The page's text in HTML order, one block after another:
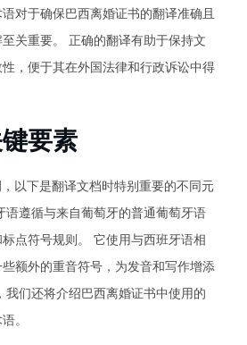
对于确保巴西离婚证书的翻译准确且
关重要。 正确的翻译有助于保持文
，便于其在外国法律和行政诉讼中得
要素
以下是翻译文档时特别重要的不同元
语遵循与来自葡萄牙的普通葡萄牙语
点符号规则。 它使用与西班牙语相
额外的重音符号，为发音和写作增添
我们还将介绍巴西离婚证书中使用的
。